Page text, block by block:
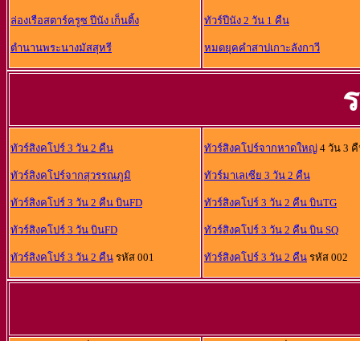
ล่องเรือสตาร์ครูซ ปีนัง เก็นติ้ง
ตำนานพระนางมัสสุหรี
ทัวร์ปีนัง 2 วัน 1 คืน
หมดยุคคำสาปเกาะลังกาวี
ทัวร์สิงคโปร์ 3 วัน 2 คืน
ทัวร์สิงคโปร์จากสุวรรณภูมิ
ทัวร์สิงคโปร์ 3 วัน 2 คืน บินFD
ทัวร์สิงคโปร์ 3 วัน บินFD
ทัวร์สิงคโปร์ 3 วัน 2 คืน รหัส 001
ทัวร์สิงคโปร์จากหาดใหญ่ 4 วัน 3
ทัวร์มาเลเซีย 3 วัน 2 คืน
ทัวร์สิงคโปร์ 3 วัน 2 คืน บินTG
ทัวร์สิงคโปร์ 3 วัน 2 คืน บิน SQ
ทัวร์สิงคโปร์ 3 วัน 2 คืน รหัส 002